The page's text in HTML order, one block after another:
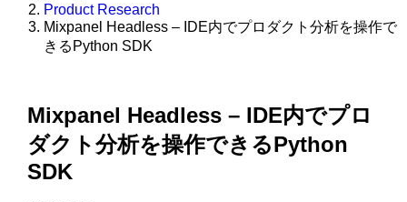
Product Research
Mixpanel Headless – IDE内でプロダクト分析を操作で
きるPython SDK
Mixpanel Headless – IDE内でプロ
ダクト分析を操作できるPython
SDK